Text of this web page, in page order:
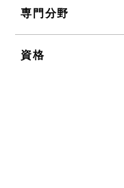
専門分野
資格